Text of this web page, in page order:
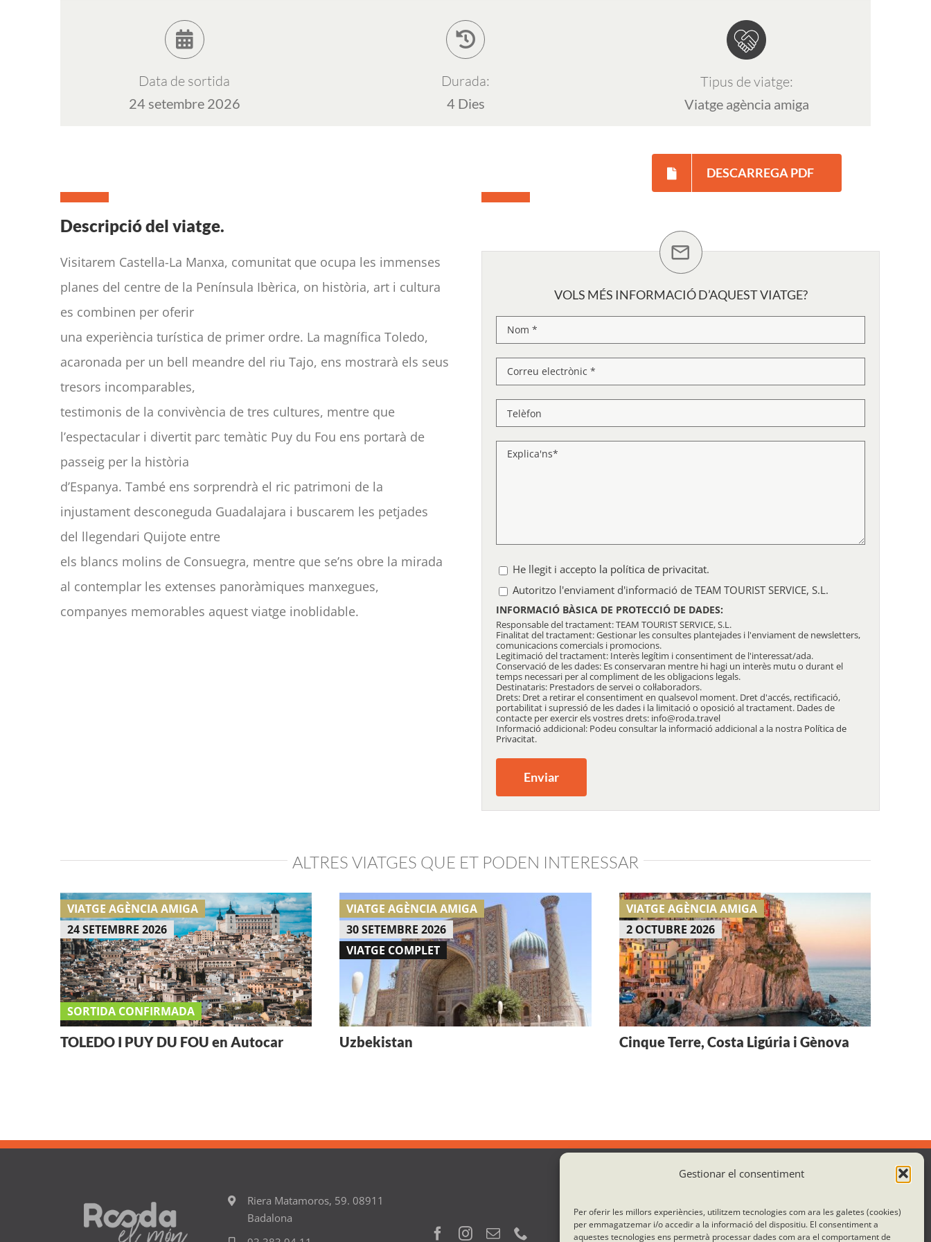
Gestionar el consentiment
Per oferir les millors experiències, utilitzem tecnologies com ara les galetes (cookies)
per emmagatzemar i/o accedir a la informació del dispositiu. El consentiment a
aquestes tecnologies ens permetrà processar dades com ara el comportament de
Data de sortida
24 setembre 2026
Durada:
4 Dies
Tipus de viatge:
Viatge agència amiga
DESCARREGA PDF
Descripció del viatge.
Visitarem Castella-La Manxa, comunitat que ocupa les immenses
planes del centre de la Península Ibèrica, on història, art i cultura
es combinen per oferir
una experiència turística de primer ordre. La magnífica Toledo,
acaronada per un bell meandre del riu Tajo, ens mostrarà els seus
tresors incomparables,
testimonis de la convivència de tres cultures, mentre que
l’espectacular i divertit parc temàtic Puy du Fou ens portarà de
passeig per la història
d’Espanya. També ens sorprendrà el ric patrimoni de la
injustament desconeguda Guadalajara i buscarem les petjades
del llegendari Quijote entre
els blancs molins de Consuegra, mentre que se’ns obre la mirada
al contemplar les extenses panoràmiques manxegues,
companyes memorables aquest viatge inoblidable.
VOLS MÉS INFORMACIÓ D’AQUEST VIATGE?
He llegit i accepto la política de privacitat.
Autoritzo l'enviament d'informació de TEAM TOURIST SERVICE, S.L.
INFORMACIÓ BÀSICA DE PROTECCIÓ DE DADES:
Responsable del tractament: TEAM TOURIST SERVICE, S.L.
Finalitat del tractament: Gestionar les consultes plantejades i l'enviament de newsletters,
comunicacions comercials i promocions.
Legitimació del tractament: Interès legítim i consentiment de l'interessat/ada.
Conservació de les dades: Es conservaran mentre hi hagi un interès mutu o durant el
temps necessari per al compliment de les obligacions legals.
Destinataris: Prestadors de servei o col·laboradors.
Drets: Dret a retirar el consentiment en qualsevol moment. Dret d'accés, rectificació,
portabilitat i supressió de les dades i la limitació o oposició al tractament. Dades de
contacte per exercir els vostres drets: info@roda.travel
Informació addicional: Podeu consultar la informació addicional a la nostra Política de
Privacitat.
ALTRES VIATGES QUE ET PODEN INTERESSAR
VIATGE AGÈNCIA AMIGA
SORTIDA CONFIRMADA
24 SETEMBRE 2026
TOLEDO I PUY DU FOU en Autocar
VIATGE AGÈNCIA AMIGA
VIATGE COMPLET
30 SETEMBRE 2026
Uzbekistan
VIATGE AGÈNCIA AMIGA
2 OCTUBRE 2026
Cinque Terre, Costa Ligúria i Gènova
Riera Matamoros, 59. 08911
Badalona
Col·laborem amb: